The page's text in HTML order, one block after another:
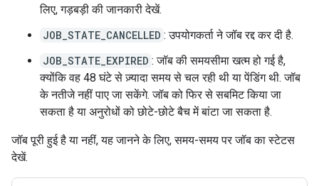
लिए, गड़बड़ी की जानकारी देखें.
JOB_STATE_CANCELLED : उपयोगकर्ता ने जॉब रद्द कर दी है.
JOB_STATE_EXPIRED : जॉब की समयसीमा खत्म हो गई है,
क्योंकि वह 48 घंटे से ज़्यादा समय से चल रही थी या पेंडिंग थी. जॉब
के नतीजे नहीं पाए जा सकेंगे. जॉब को फिर से सबमिट किया जा
सकता है या अनुरोधों को छोटे-छोटे बैच में बांटा जा सकता है.
जॉब पूरी हुई है या नहीं, यह जानने के लिए, समय-समय पर जॉब का स्टेटस
देखें.